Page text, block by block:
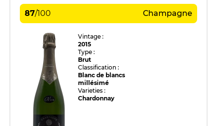
87/100 Champagne
Vintage :
2015
Type :
Brut
Classification :
Blanc de blancs
millésimé
Varieties :
Chardonnay